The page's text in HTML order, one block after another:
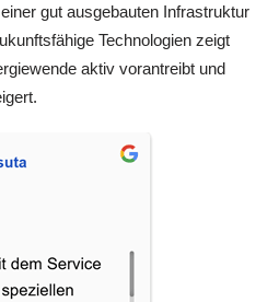
gut ausgebauten Infrastruktur
Technologien zeigt
aktiv vorantreibt und